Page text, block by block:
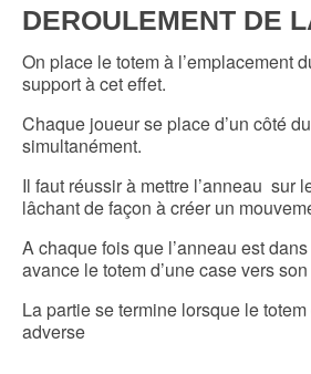
DEROULEMENT DE
On place le totem à l’emplacement
support à cet effet.
Chaque joueur se place d’un côté
simultanément.
Il faut réussir à mettre l’anneau sur
lâchant de façon à créer un
A chaque fois que l’anneau est
avance le totem d’une case vers
La partie se termine lorsque le
adverse